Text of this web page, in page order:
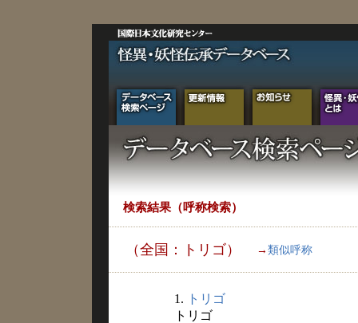
検索結果（呼称検索）
（全国：トリゴ） → 類似呼称
1.
トリゴ
トリゴ